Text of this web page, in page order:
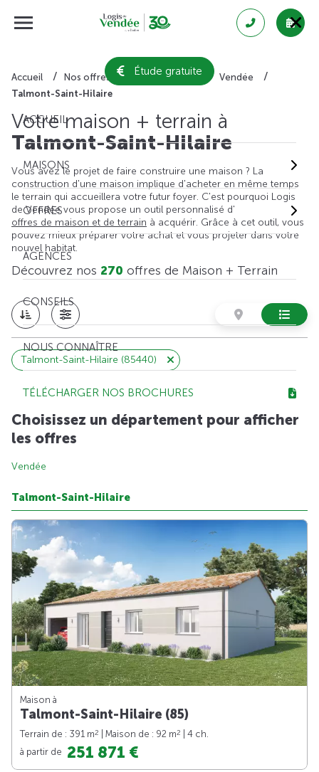
Étude gratuite
ACCUEIL
MAISONS
OFFRES
AGENCES
CONSEILS
NOUS CONNAÎTRE
TÉLÉCHARGER NOS BROCHURES
Accueil Nos offres de maison + terrain
Vendée
Talmont-Saint-Hilaire
Votre maison + terrain à
Talmont-Saint-Hilaire
Vous avez le projet de faire construire une maison ? La
construction d'une maison implique d'acheter en même temps
le terrain qui accueillera votre futur foyer. C'est pourquoi Logis
de Vendée vous propose un outil personnalisé d'
offres de maison et de terrain à acquérir. Grâce à cet outil, vous
pouvez mieux préparer votre achat et vous projeter dans votre
nouvel habitat.
Découvrez nos 270 offres de Maison + Terrain
Talmont-Saint-Hilaire (85440)
Choisissez un département pour afficher
les offres
Vendée
Talmont-Saint-Hilaire
Maison à
Talmont-Saint-Hilaire (85)
Terrain de : 391 m2 | Maison de : 92 m2
| 4 ch.
à partir de 251 871 €